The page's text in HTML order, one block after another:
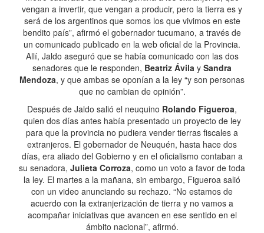
vengan a invertir, que vengan a producir, pero la tierra es y
será de los argentinos que somos los que vivimos en este
bendito país”, afirmó el gobernador tucumano, a través de
un comunicado publicado en la web oficial de la Provincia.
Allí, Jaldo aseguró que se había comunicado con las dos
senadores que le responden, Beatriz Ávila y Sandra
Mendoza, y que ambas se oponían a la ley “y son personas
que no cambian de opinión”.
Después de Jaldo salió el neuquino Rolando Figueroa,
quien dos días antes había presentado un proyecto de ley
para que la provincia no pudiera vender tierras fiscales a
extranjeros. El gobernador de Neuquén, hasta hace dos
días, era aliado del Gobierno y en el oficialismo contaban a
su senadora, Julieta Corroza, como un voto a favor de toda
la ley. El martes a la mañana, sin embargo, Figueroa salió
con un video anunciando su rechazo. “No estamos de
acuerdo con la extranjerización de tierra y no vamos a
acompañar iniciativas que avancen en ese sentido en el
ámbito nacional”, afirmó.